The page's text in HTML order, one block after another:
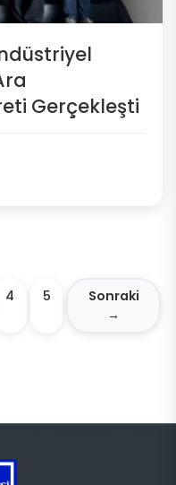
Gerçekleşti
4 5
Sonraki
→